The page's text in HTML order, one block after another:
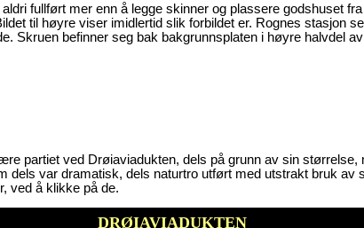
aldri fullført mer enn å legge skinner og plassere godshuset fra
til høyre viser imidlertid slik forbildet er. Rognes stasjon
Skruen befinner seg bak bakgrunnsplaten i høyre halvdel av
partiet ved Drøiaviadukten, dels på grunn av sin størrelse,
dels var dramatisk, dels naturtro utført med utstrakt bruk av
ved å klikke på de.
DRØIAVIADUKTEN